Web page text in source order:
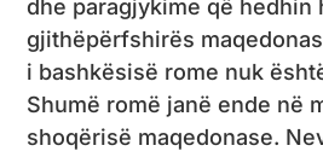
dhe paragjykime që hedhin
gjithëpërfshirës
i bashkësisë rome nuk
Shumë romë janë ende në
shoqërisë maqedonase.